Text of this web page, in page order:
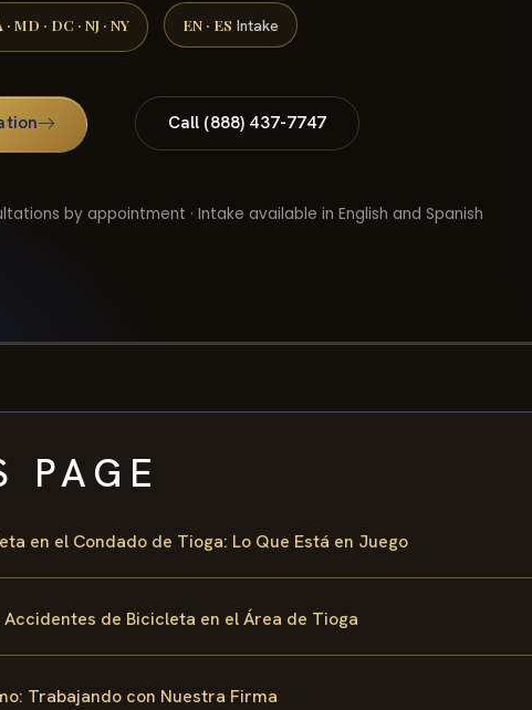
· MD · DC · NJ · NY EN · ES Intake
Call (888) 437-7747
by appointment · Intake available in English and Spanish
PAGE
en el Condado de Tioga: Lo Que Está en Juego
Accidentes de Bicicleta en el Área de Tioga
Trabajando con Nuestra Firma